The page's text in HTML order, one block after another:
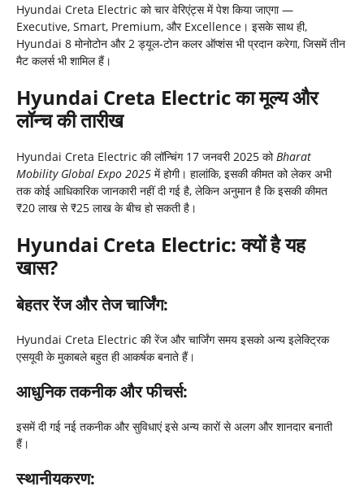
Hyundai Creta Electric को चार वेरिएंट्स में पेश किया जाएगा —
Executive, Smart, Premium, और Excellence। इसके साथ ही,
Hyundai 8 मोनोटोन और 2 ड्यूल-टोन कलर ऑप्शंस भी प्रदान करेगा, जिसमें तीन
मैट कलर्स भी शामिल हैं।
Hyundai Creta Electric का मूल्य और
लॉन्च की तारीख
Hyundai Creta Electric की लॉन्चिंग 17 जनवरी 2025 कोBharat
Mobility Global Expo 2025 में होगी। हालांकि, इसकी कीमत को लेकर अभी
तक कोई आधिकारिक जानकारी नहीं दी गई है, लेकिन अनुमान है कि इसकी कीमत
₹20 लाख से ₹25 लाख के बीच हो सकती है।
Hyundai Creta Electric: क्यों है यह
खास?
बेहतर रेंज और तेज चार्जिंग:
Hyundai Creta Electric की रेंज और चार्जिंग समय इसको अन्य इलेक्ट्रिक
एसयूवी के मुकाबले बहुत ही आकर्षक बनाते हैं।
आधुनिक तकनीक और फीचर्स:
इसमें दी गई नई तकनीक और सुविधाएं इसे अन्य कारों से अलग और शानदार बनाती
हैं।
स्थानीयकरण: